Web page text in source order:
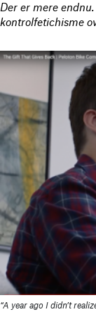
Der er mere
kontrolfetichisme
“A year ago I didn’t